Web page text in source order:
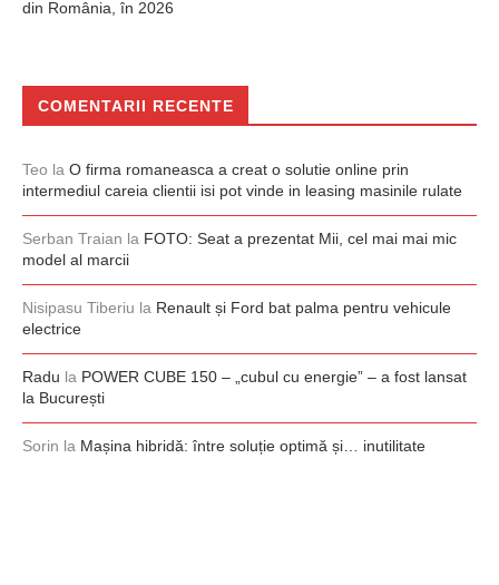
din România, în 2026
COMENTARII RECENTE
Teo la O firma romaneasca a creat o solutie online prin
intermediul careia clientii isi pot vinde in leasing masinile rulate
Serban Traian la FOTO: Seat a prezentat Mii, cel mai mai mic
model al marcii
Nisipasu Tiberiu la Renault și Ford bat palma pentru vehicule
electrice
Radu la POWER CUBE 150 – „cubul cu energie” – a fost lansat
la București
Sorin la Mașina hibridă: între soluție optimă și… inutilitate